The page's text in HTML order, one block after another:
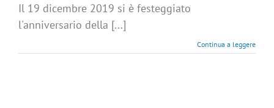
Il 19 dicembre 2019 si è festeggiato
l'anniversario della [...]
Continua a leggere